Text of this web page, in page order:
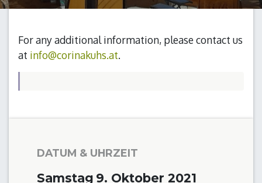
For any additional information, please contact us
at info@corinakuhs.at.
DATUM & UHRZEIT
Samstag 9. Oktober 2021